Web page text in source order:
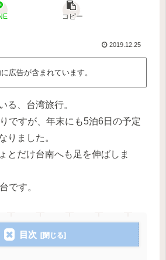
コピー
2019.12.25
広告が含まれています。
る、台湾旅行。
ですが、年末にも5泊6日の予定
りました。
とだけ台南へも足を伸ばしま
です。
目次